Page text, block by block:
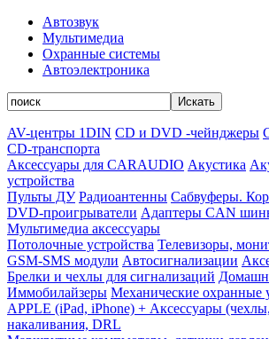
Автозвук
Мультимедиa
Охранные системы
Автоэлектроника
Искать
AV-центры 1DIN CD и DVD -чейнджеры
CD-транспорта
Аксессуары для CARAUDIO Акустика
устройства
Пульты ДУ Радиоантенны Сабвуферы.
DVD-проигрыватели Адаптеры CAN
Мультимедиа аксессуары
Потолочные устройства Телевизоры,
GSM-SMS модули Автосигнализации
Брелки и чехлы для сигнализаций
Иммобилайзеры Механические охранные
APPLE (iPad, iPhone) + Аксессуары
накаливания, DRL